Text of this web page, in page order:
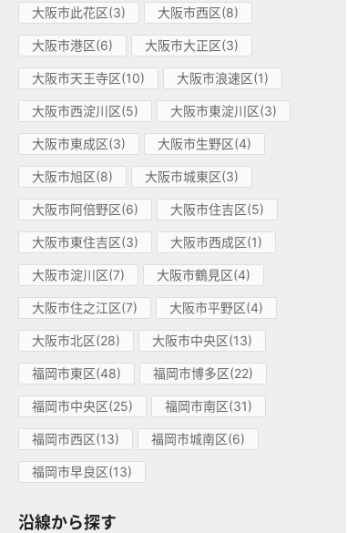
大阪市此花区(3) 大阪市西区(8)
大阪市港区(6) 大阪市大正区(3)
大阪市天王寺区(10) 大阪市浪速区(1)
大阪市西淀川区(5) 大阪市東淀川区(3)
大阪市東成区(3) 大阪市生野区(4)
大阪市旭区(8) 大阪市城東区(3)
大阪市阿倍野区(6) 大阪市住吉区(5)
大阪市東住吉区(3) 大阪市西成区(1)
大阪市淀川区(7) 大阪市鶴見区(4)
大阪市住之江区(7) 大阪市平野区(4)
大阪市北区(28) 大阪市中央区(13)
福岡市東区(48) 福岡市博多区(22)
福岡市中央区(25) 福岡市南区(31)
福岡市西区(13) 福岡市城南区(6)
福岡市早良区(13)
沿線から探す